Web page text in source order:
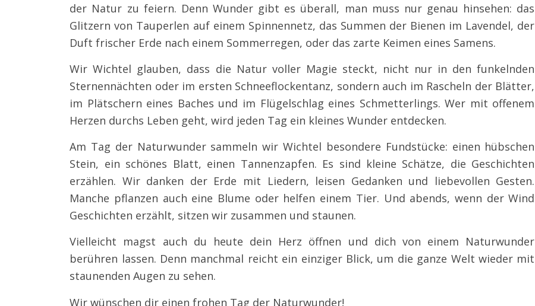
der Natur zu feiern. Denn Wunder gibt es überall, man muss nur genau hinsehen: das
Glitzern von Tauperlen auf einem Spinnennetz, das Summen der Bienen im Lavendel, der
Duft frischer Erde nach einem Sommerregen, oder das zarte Keimen eines Samens.
Wir Wichtel glauben, dass die Natur voller Magie steckt, nicht nur in den funkelnden
Sternennächten oder im ersten Schneeflockentanz, sondern auch im Rascheln der Blätter,
im Plätschern eines Baches und im Flügelschlag eines Schmetterlings. Wer mit offenem
Herzen durchs Leben geht, wird jeden Tag ein kleines Wunder entdecken.
Am Tag der Naturwunder sammeln wir Wichtel besondere Fundstücke: einen hübschen
Stein, ein schönes Blatt, einen Tannenzapfen. Es sind kleine Schätze, die Geschichten
erzählen. Wir danken der Erde mit Liedern, leisen Gedanken und liebevollen Gesten.
Manche pflanzen auch eine Blume oder helfen einem Tier. Und abends, wenn der Wind
Geschichten erzählt, sitzen wir zusammen und staunen.
Vielleicht magst auch du heute dein Herz öffnen und dich von einem Naturwunder
berühren lassen. Denn manchmal reicht ein einziger Blick, um die ganze Welt wieder mit
staunenden Augen zu sehen.
Wir wünschen dir einen frohen Tag der Naturwunder!